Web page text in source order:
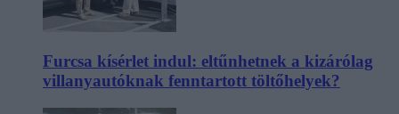
Furcsa kísérlet indul: eltűnhetnek a kizárólag
villanyautóknak fenntartott töltőhelyek?